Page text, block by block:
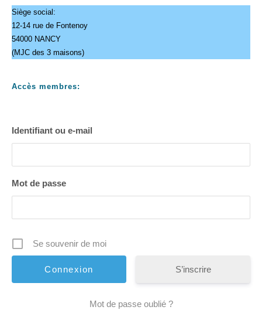
Siège social:
12-14 rue de Fontenoy
54000 NANCY
(MJC des 3 maisons)
Accès membres:
Identifiant ou e-mail
Mot de passe
Se souvenir de moi
S’inscrire
Mot de passe oublié ?